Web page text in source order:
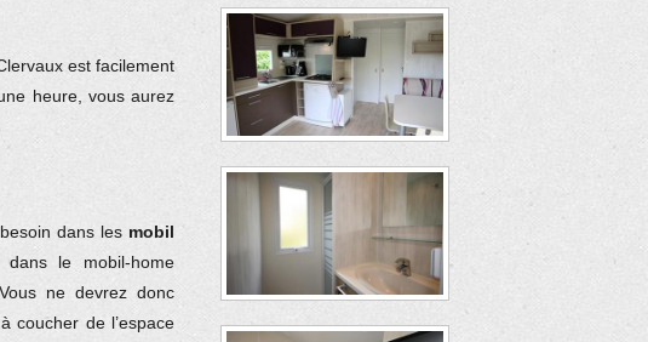
est facilement
heure, vous aurez
dans les mobil
le mobil-home
ne devrez donc
coucher de l’espace